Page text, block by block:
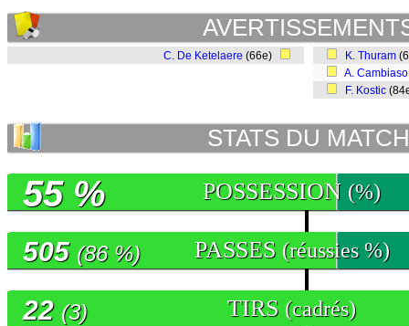
C. De Ketelaere (66e) K. Thuram
A. Cambiaso
F. Kostic
STATS DU MATCH
POSSESSION (%)
55 %
PASSES (réussies %)
505 (86 %)
TIRS (cadrés)
22 (3)